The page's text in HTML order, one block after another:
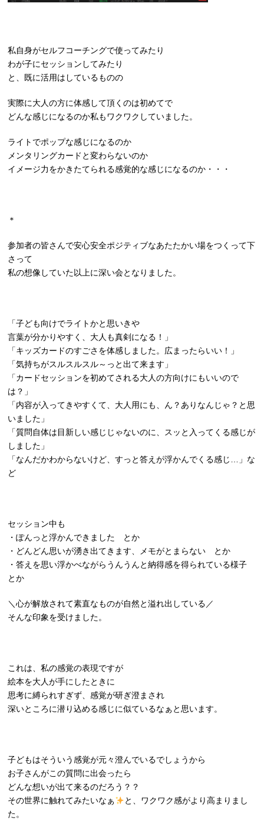
私自身がセルフコーチングで使ってみたり
わが子にセッションしてみたり
と、既に活用はしているものの
実際に大人の方に体感して頂くのは初めてで
どんな感じになるのか私もワクワクしていました。
ライトでポップな感じになるのか
メンタリングカードと変わらないのか
イメージ力をかきたてられる感覚的な感じになるのか・・・
＊
参加者の皆さんで安心安全ポジティブなあたたかい場をつくって下
さって
私の想像していた以上に深い会となりました。
「子ども向けでライトかと思いきや
言葉が分かりやすく、大人も真剣になる！」
「キッズカードのすごさを体感しました。広まったらいい！」
「気持ちがスルスルスル～っと出て来ます」
「カードセッションを初めてされる大人の方向けにもいいので
は？」
「内容が入ってきやすくて、大人用にも、ん？ありなんじゃ？と思
いました」
「質問自体は目新しい感じじゃないのに、スッと入ってくる感じが
しました」
「なんだかわからないけど、すっと答えが浮かんでくる感じ…」な
ど
セッション中も
・ぽんっと浮かんできました とか
・どんどん思いが湧き出てきます、メモがとまらない とか
・答えを思い浮かべながらうんうんと納得感を得られている様子
とか
＼心が解放されて素直なものが自然と溢れ出している／
そんな印象を受けました。
これは、私の感覚の表現ですが
絵本を大人が手にしたときに
思考に縛られすぎず、感覚が研ぎ澄まされ
深いところに潜り込める感じに似ているなぁと思います。
子どもはそういう感覚が元々澄んでいるでしょうから
お子さんがこの質問に出会ったら
どんな想いが出て来るのだろう？？
その世界に触れてみたいなぁ
と、ワクワク感がより高まりまし
た。